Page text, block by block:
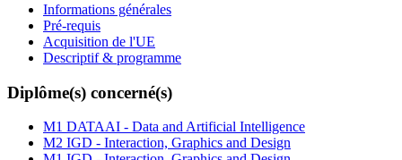
Informations générales
Pré-requis
Acquisition de l'UE
Descriptif & programme
Diplôme(s) concerné(s)
M1 DATAAI - Data and Artificial Intelligence
M2 IGD - Interaction, Graphics and Design